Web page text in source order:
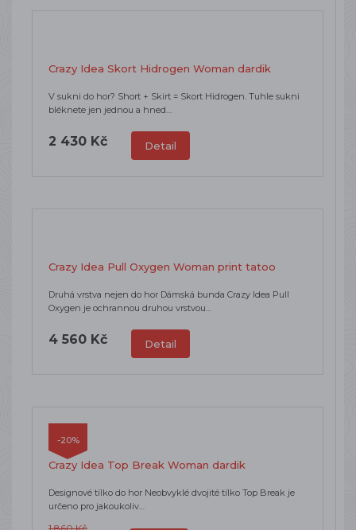
Crazy Idea Skort Hidrogen Woman dardik
V sukni do hor? Short + Skirt = Skort Hidrogen. Tuhle sukni
bléknete jen jednou a hned…
2 430 Kč Detail
Crazy Idea Pull Oxygen Woman print tatoo
Druhá vrstva nejen do hor Dámská bunda Crazy Idea Pull
Oxygen je ochrannou druhou vrstvou…
4 560 Kč Detail
-20%
Crazy Idea Top Break Woman dardik
Designové tílko do hor Neobvyklé dvojité tílko Top Break je
určeno pro jakoukoliv…